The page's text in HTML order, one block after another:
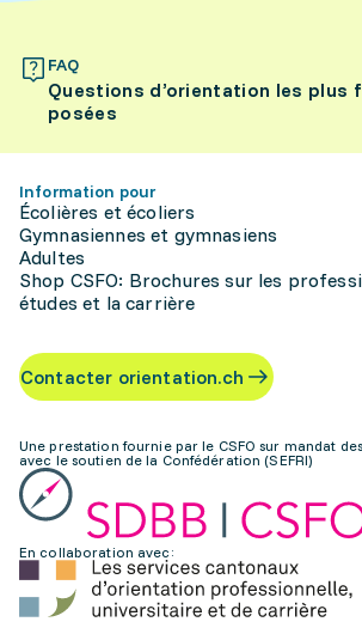
FAQ
Questions d’orientation les plus
posées
Information pour
Écolières et écoliers
Gymnasiennes et gymnasiens
Adultes
Shop CSFO: Brochures sur les
études et la carrière
Contacter orientation.ch
Une prestation fournie par le CSFO sur mandat
avec le soutien de la Confédération (SEFRI)
En collaboration avec: